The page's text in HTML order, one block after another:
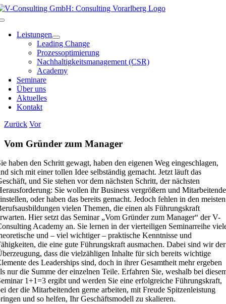
Zum
Inhalt
Toggle
NavigationLeistungen
Leading Change
Prozessoptimierung
Nachhaltigkeitsmanagement (CSR)
Academy
Seminare
Über uns
Aktuelles
Kontakt
Zurück Vor
Vom Gründer zum Manager
haben den Schritt gewagt, haben den eigenen Weg eingeschlagen,
sich mit einer tollen Idee selbständig gemacht. Jetzt läuft das
und Sie stehen vor dem nächsten Schritt, der nächsten
Sie wollen ihr Business vergrößern und Mitarbeitende
oder haben das bereits gemacht. Jedoch fehlen in den meisten
vielen Themen, die einen als Führungskraft
Hier setzt das Seminar „Vom Gründer zum Manager“ der V-
Academy an. Sie lernen in der vierteiligen Seminarreihe
und – viel wichtiger – praktische Kenntnisse und
die eine gute Führungskraft ausmachen. Dabei sind wir der
dass die vielzähligen Inhalte für sich bereits wichtige
des Leaderships sind, doch in ihrer Gesamtheit mehr ergeben
nur die Summe der einzelnen Teile. Erfahren Sie, weshalb bei
1+1=3 ergibt und werden Sie eine erfolgreiche Führungskraft,
der die Mitarbeitenden gerne arbeiten, mit Freude Spitzenleistung
und so helfen, Ihr Geschäftsmodell zu skalieren.